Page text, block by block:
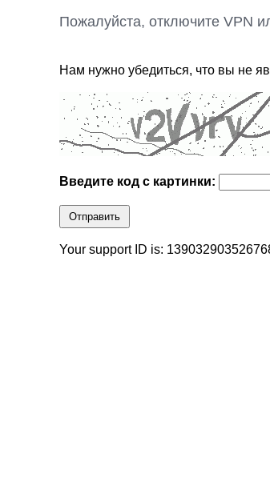
Пожалуйста, отключите VPN
Нам нужно убедиться, что вы не
Введите код с картинки:
Отправить
Your support ID is: